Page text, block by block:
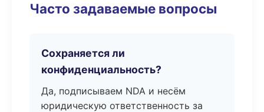
Часто задаваемые вопросы
Сохраняется ли
конфиденциальность?
Да, подписываем NDA и несём
юридическую ответственность за